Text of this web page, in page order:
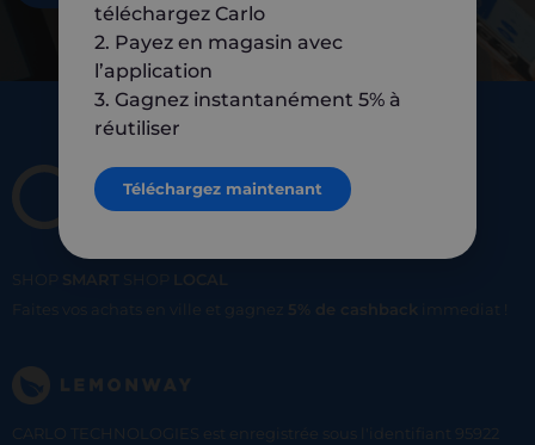
SHOP SMART SHOP
LOCAL
Faites vos achats en ville et gagnez 5% de cashback immediat !
CARLO TECHNOLOGIES est enregistrée sous l'identifiant 95922
téléchargez Carlo
2. Payez en magasin avec
l’application
3. Gagnez instantanément 5% à
réutiliser
Téléchargez maintenant